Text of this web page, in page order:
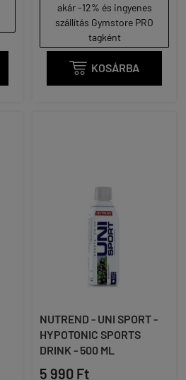
akár -12% és ingyenes
szállítás Gymstore PRO
tagként
 KOSÁRBA
NUTREND - UNI SPORT -
HYPOTONIC SPORTS
DRINK - 500 ML
5 990 Ft